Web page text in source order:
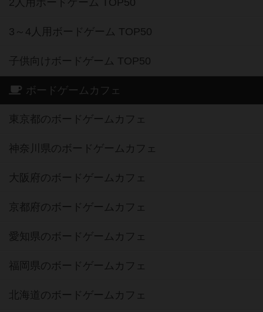
2人用ボードゲーム TOP50
3～4人用ボードゲーム TOP50
子供向けボードゲーム TOP50
ボードゲームカフェ
東京都のボードゲームカフェ
神奈川県のボードゲームカフェ
大阪府のボードゲームカフェ
京都府のボードゲームカフェ
愛知県のボードゲームカフェ
福岡県のボードゲームカフェ
北海道のボードゲームカフェ